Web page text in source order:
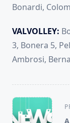
Bonardi,
VALVOLLEY:
3, Bonera 5,
Ambrosi,
<span
class="nav-